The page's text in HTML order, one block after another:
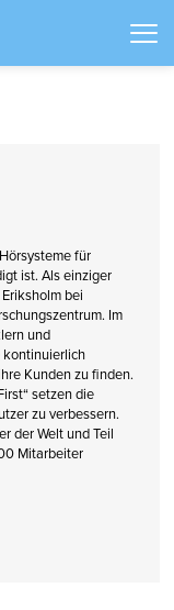
für
ist. Als einziger
bei
Im
und
kontinuierlich
Kunden zu finden.
setzen die
zu verbessern.
der Welt und Teil
Mitarbeiter